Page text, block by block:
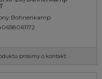
Bohnenkamp
prosimy o kontakt.